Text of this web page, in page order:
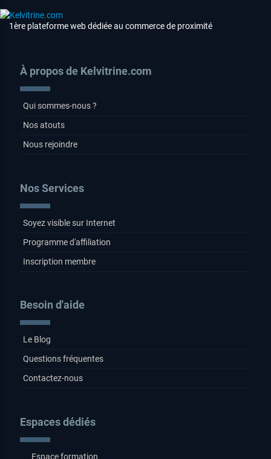
1ère plateforme web dédiée au commerce de proximité
À propos de Kelvitrine.com
Qui sommes-nous ?
Nos atouts
Nous rejoindre
Nos Services
Soyez visible sur Internet
Programme d'affiliation
Inscription membre
Besoin d'aide
Le Blog
Questions fréquentes
Contactez-nous
Espaces dédiés
Espace formation